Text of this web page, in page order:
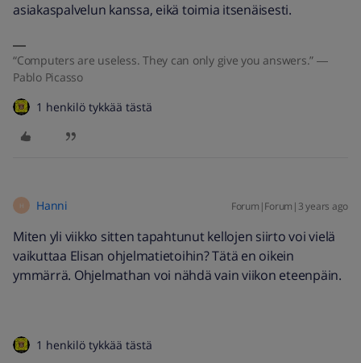
asiakaspalvelun kanssa, eikä toimia itsenäisesti.
“Computers are useless. They can only give you answers.” ―
Pablo Picasso
1 henkilö tykkää tästä
H Hanni Forum|Forum|3 years ago
Miten yli viikko sitten tapahtunut kellojen siirto voi vielä
vaikuttaa Elisan ohjelmatietoihin? Tätä en oikein
ymmärrä. Ohjelmathan voi nähdä vain viikon eteenpäin.
1 henkilö tykkää tästä